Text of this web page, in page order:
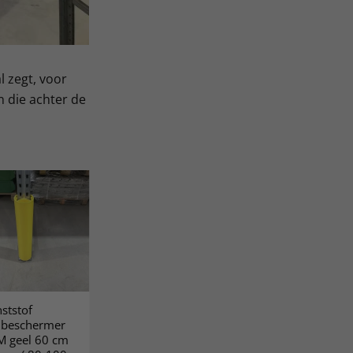
zegt, voor
die achter de
geel 60 cm